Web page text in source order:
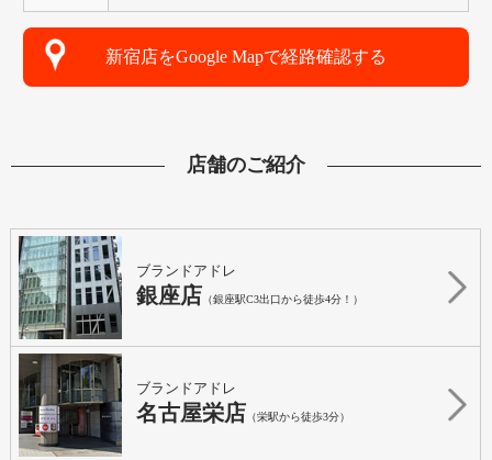
新宿店をGoogle Mapで経路確認する
店舗のご紹介
ブランドアドレ
銀座店 （銀座駅C3出口から徒歩4分！）
ブランドアドレ
名古屋栄店 （栄駅から徒歩3分）